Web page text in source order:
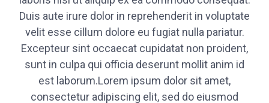
Duis aute irure dolor in reprehenderit in voluptate
velit esse cillum dolore eu fugiat nulla pariatur.
Excepteur sint occaecat cupidatat non proident,
sunt in culpa qui officia deserunt mollit anim id
est laborum.Lorem ipsum dolor sit amet,
consectetur adipiscing elit, sed do eiusmod